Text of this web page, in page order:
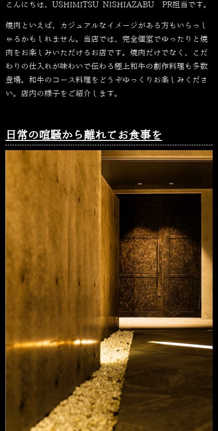
こんにちは、USHIMITSU NISHIAZABU PR担当です。
焼肉といえば、カジュアルなイメージがある方もいらっし
ゃるかもしれません。当店では、完全個室でゆったりと焼
肉をお楽しみいただけるお店です。焼肉だけでなく、こだ
わりの仕入れが味わいで伝わる極上和牛の創作料理も多数
登場。和牛のコース料理をどうぞゆっくりお楽しみくださ
い。店内の様子をご紹介します。
日常の喧騒から離れてお食事を